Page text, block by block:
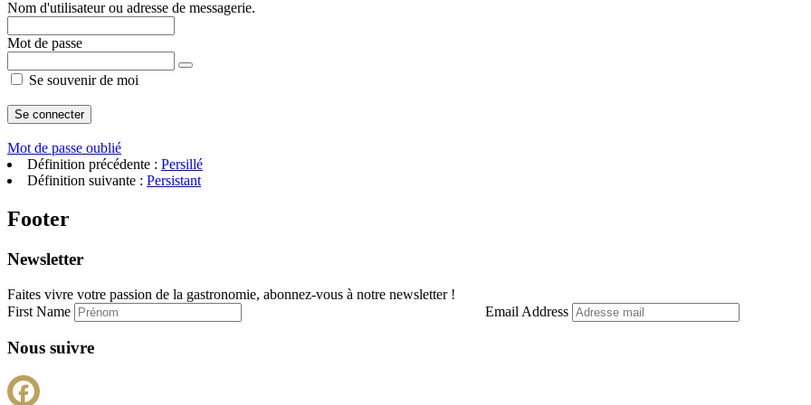
Nom d'utilisateur ou adresse de messagerie.
Mot de passe
Se souvenir de moi
Mot de passe oublié
Définition précédente : Persillé
Définition suivante : Persistant
Footer
Newsletter
Faites vivre votre passion de la gastronomie, abonnez-vous à notre newsletter !
First Name
Email Address
Nous suivre